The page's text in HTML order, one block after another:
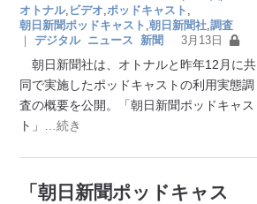
オトナル, ビデオ ポッドキャスト
朝日新聞ポッドキャスト ,朝日新聞社 ,調査
｜
デジタル ニュース 新聞 3月13日
朝日新聞社は、オトナルと昨年12月に共
同で実施したポッドキャストの利用実態調
査の概要を公開。「朝日新聞ポッドキャス
ト」
…続き
「朝日新聞ポッドキャス